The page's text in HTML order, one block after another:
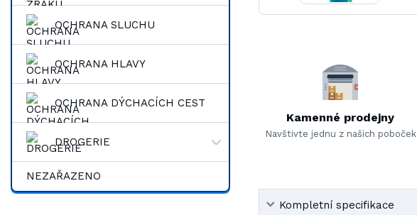
OCHRANA SLUCHU
OCHRANA HLAVY
OCHRANA DÝCHACÍCH CEST
DROGERIE
NEZAŘAZENO
Kamenné prodejny
Navštivte jednu z našich poboček
Kompletní specifikace